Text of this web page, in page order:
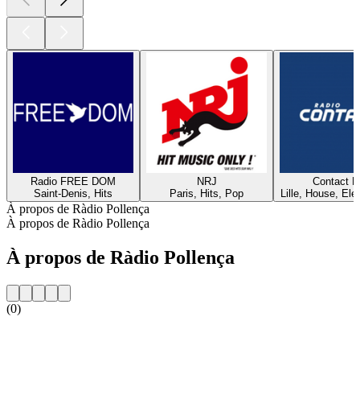
Radio FREE DOM
Saint-Denis, Hits
NRJ
Paris, Hits, Pop
Contact
Lille, House,
À propos de Ràdio Pollença
À propos de Ràdio Pollença
À propos de Ràdio Pollença
(0)